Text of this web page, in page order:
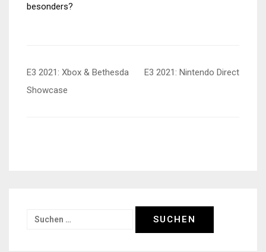
besonders?
Beitragsnavigation
E3 2021: Xbox & Bethesda
Showcase
E3 2021: Nintendo Direct
Suchen